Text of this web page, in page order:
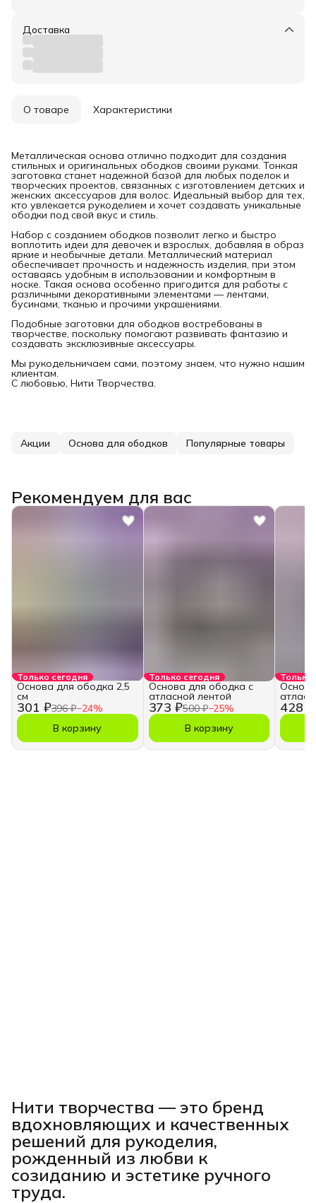
Доставка
О товаре Характеристики
Металлическая основа отлично подходит для создания
стильных и оригинальных ободков своими руками. Тонкая
заготовка станет надежной базой для любых поделок и
творческих проектов, связанных с изготовлением детских и
женских аксессуаров для волос. Идеальный выбор для тех,
кто увлекается рукоделием и хочет создавать уникальные
ободки под свой вкус и стиль.
Набор с созданием ободков позволит легко и быстро
воплотить идеи для девочек и взрослых, добавляя в образ
яркие и необычные детали. Металлический материал
обеспечивает прочность и надежность изделия, при этом
оставаясь удобным в использовании и комфортным в
носке. Такая основа особенно пригодится для работы с
различными декоративными элементами — лентами,
бусинами, тканью и прочими украшениями.
Подобные заготовки для ободков востребованы в
творчестве, поскольку помогают развивать фантазию и
создавать эксклюзивные аксессуары.
Мы рукодельничаем сами, поэтому знаем, что нужно нашим
клиентам.
С любовью, Нити Творчества.
Акции Основа для ободков Популярные товары
Рекомендуем для вас
Только сегодня
301 ₽396 ₽−24%
Основа для ободка 2,5
см
В корзину
Только сегодня
373 ₽500 ₽−25%
Основа для ободка с
атласной лентой
В корзину
Только
428 ₽
Нити творчества — это бренд
вдохновляющих и качественных
решений для рукоделия,
рожденный из любви к
созиданию и эстетике ручного
труда.